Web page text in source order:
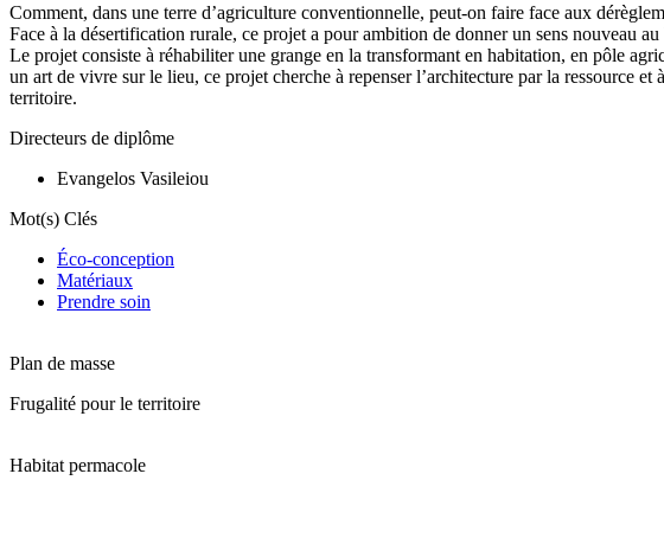
Comment, dans une terre d’agriculture conventionnelle, peut-on faire face aux
Face à la désertification rurale, ce projet a pour ambition de donner un sens nouveau
Le projet consiste à réhabiliter une grange en la transformant en habitation, en pôle
un art de vivre sur le lieu, ce projet cherche à repenser l’architecture par la ressource
territoire.
Directeurs de diplôme
Evangelos Vasileiou
Mot(s) Clés
Éco-conception
Matériaux
Prendre soin
Plan de masse
Frugalité pour le territoire
Habitat permacole